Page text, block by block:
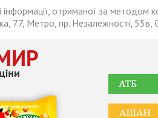
інформації, отриманої за методом
77, Метро, пр. Незалежності, 55в,